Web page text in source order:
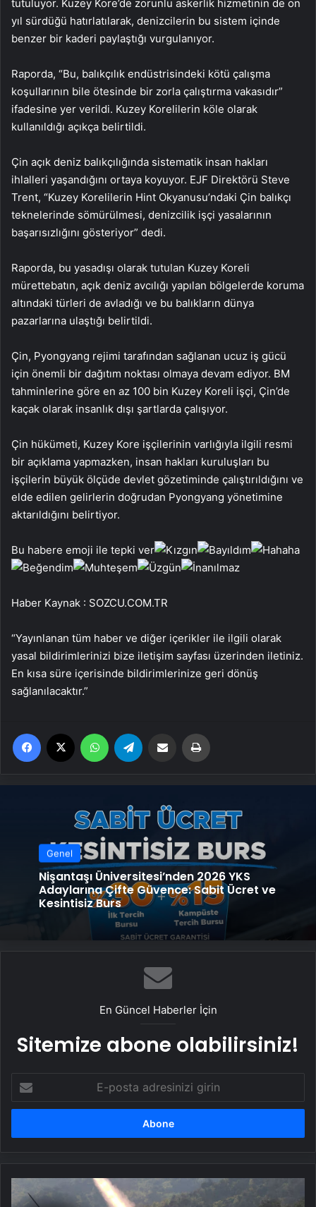
tutuluyor. Kuzey Kore’de zorunlu askerlik hizmetinin de on
yıl sürdüğü hatırlatılarak, denizcilerin bu sistem içinde
benzer bir kaderi paylaştığı vurgulanıyor.
Raporda, “Bu, balıkçılık endüstrisindeki kötü çalışma
koşullarının bile ötesinde bir zorla çalıştırma vakasıdır”
ifadesine yer verildi. Kuzey Korelilerin köle olarak
kullanıldığı açıkça belirtildi.
Çin açık deniz balıkçılığında sistematik insan hakları
ihlalleri yaşandığını ortaya koyuyor. EJF Direktörü Steve
Trent, “Kuzey Korelilerin Hint Okyanusu’ndaki Çin balıkçı
teknelerinde sömürülmesi, denizcilik işçi yasalarının
başarısızlığını gösteriyor” dedi.
Raporda, bu yasadışı olarak tutulan Kuzey Koreli
mürettebatın, açık deniz avcılığı yapılan bölgelerde koruma
altındaki türleri de avladığı ve bu balıkların dünya
pazarlarına ulaştığı belirtildi.
Çin, Pyongyang rejimi tarafından sağlanan ucuz iş gücü
için önemli bir dağıtım noktası olmaya devam ediyor. BM
tahminlerine göre en az 100 bin Kuzey Koreli işçi, Çin’de
kaçak olarak insanlık dışı şartlarda çalışıyor.
Çin hükümeti, Kuzey Kore işçilerinin varlığıyla ilgili resmi
bir açıklama yapmazken, insan hakları kuruluşları bu
işçilerin büyük ölçüde devlet gözetiminde çalıştırıldığını ve
elde edilen gelirlerin doğrudan Pyongyang yönetimine
aktarıldığını belirtiyor.
Bu habere emoji ile tepki ver
Haber Kaynak : SOZCU.COM.TR
“Yayınlanan tüm haber ve diğer içerikler ile ilgili olarak
yasal bildirimlerinizi bize iletişim sayfası üzerinden iletiniz.
En kısa süre içerisinde bildirimlerinize geri dönüş
sağlanılacaktır.”
Facebook WhatsApp Email'den paylaş
Genel
Nişantaşı Üniversitesi’nden 2026 YKS
Adaylarına Çifte Güvence: Sabit Ücret ve
Kesintisiz Burs
En Güncel Haberler İçin
Sitemize abone olabilirsiniz!
posta
adresinizi
yeni